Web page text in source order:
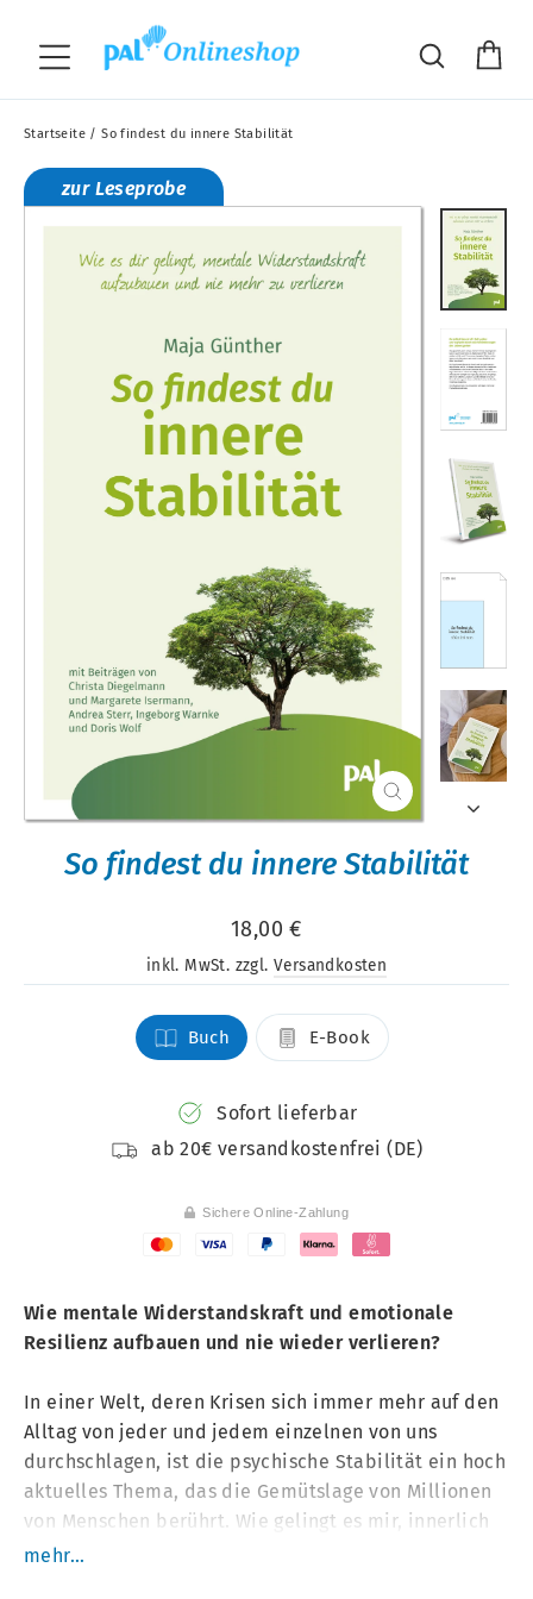
Inhalt
Seitennavigation Suche
Startseite / So findest du innere Stabilität
zur Leseprobe
Schließen
(Esc)
So findest du innere Stabilität
Normaler
Preis
18,00 €
inkl. MwSt. zzgl. Versandkosten
Buch E-Book
Sofort lieferbar
ab 20€ versandkostenfrei (DE)
Sichere Online-Zahlung
Wie mentale Widerstandskraft und emotionale
Resilienz aufbauen und nie wieder verlieren?
In einer Welt, deren Krisen sich immer mehr auf den
Alltag von jeder und jedem einzelnen von uns
durchschlagen, ist die psychische Stabilität ein hoch
aktuelles Thema, das die Gemütslage von Millionen
von Menschen berührt. Wie gelingt es mir, innerlich
stabil zu bleiben und resilient den immer neuen
mehr...